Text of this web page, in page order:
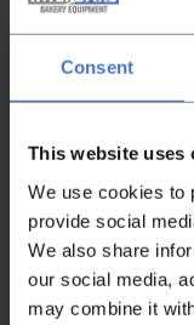
Consent
This website uses
We use cookies to
provide social
We also share
our social media,
may combine it